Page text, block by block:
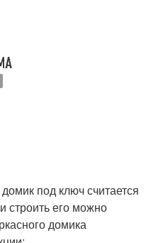
под ключ считается
строить его можно
домика